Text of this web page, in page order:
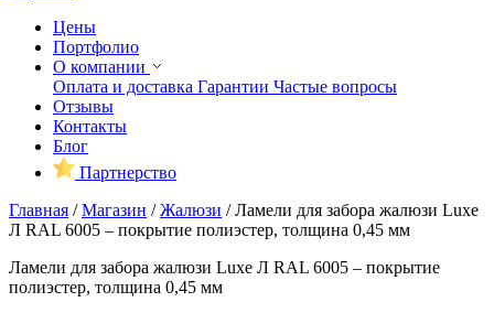
Цены
Портфолио
О компании
Оплата и доставка Гарантии Частые вопросы
Отзывы
Контакты
Блог
Партнерство
Главная /Магазин /Жалюзи /Ламели для забора жалюзи Luxe
Л RAL 6005 – покрытие полиэстер, толщина 0,45 мм
Ламели для забора жалюзи Luxe Л RAL 6005 – покрытие
полиэстер, толщина 0,45 мм